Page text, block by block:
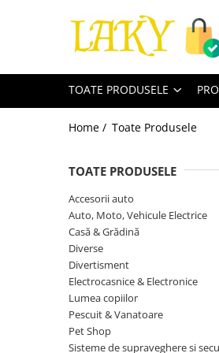
Toate Produsele
Îngrijire personală & Cosmetice
Casă & Grădină
Accesorii telefoane & Gadgeturi
Gaming & Jucării
Jocuri si Jucarii
Electrocasnice & Electronice
Accesorii auto
Divertisment
Truse, Scule de mana si unelte
Lumea copiilor
TOATE PRODUSELE
Home / Toate Produsele
TOATE PRODUSELE
Accesorii auto
Auto, Moto, Vehicule Electrice
Casă & Grădină
Diverse
Divertisment
Electrocasnice & Electronice
Lumea copiilor
Pescuit & Vanatoare
Pet Shop
Sisteme de supraveghere si